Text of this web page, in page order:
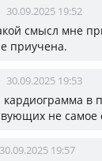
30.09.2025 19:52
смысл мне
приучена.
30.09.2025 19:53
кардиограмма в
не самое
30.09.2025 19:57